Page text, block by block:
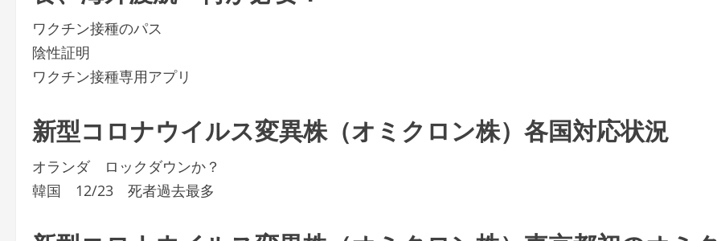
ワクチン接種のパス
陰性証明
ワクチン接種専用アプリ
新型コロナウイルス変異株（オミクロン株）各国対応状況
オランダ ロックダウンか？
韓国 12/23 死者過去最多